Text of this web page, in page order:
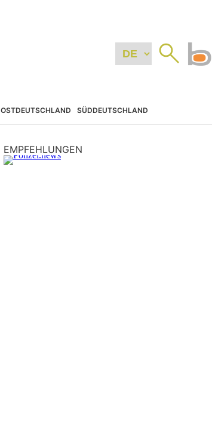
OSTDEUTSCHLAND SÜDDEUTSCHLAND
EMPFEHLUNGEN